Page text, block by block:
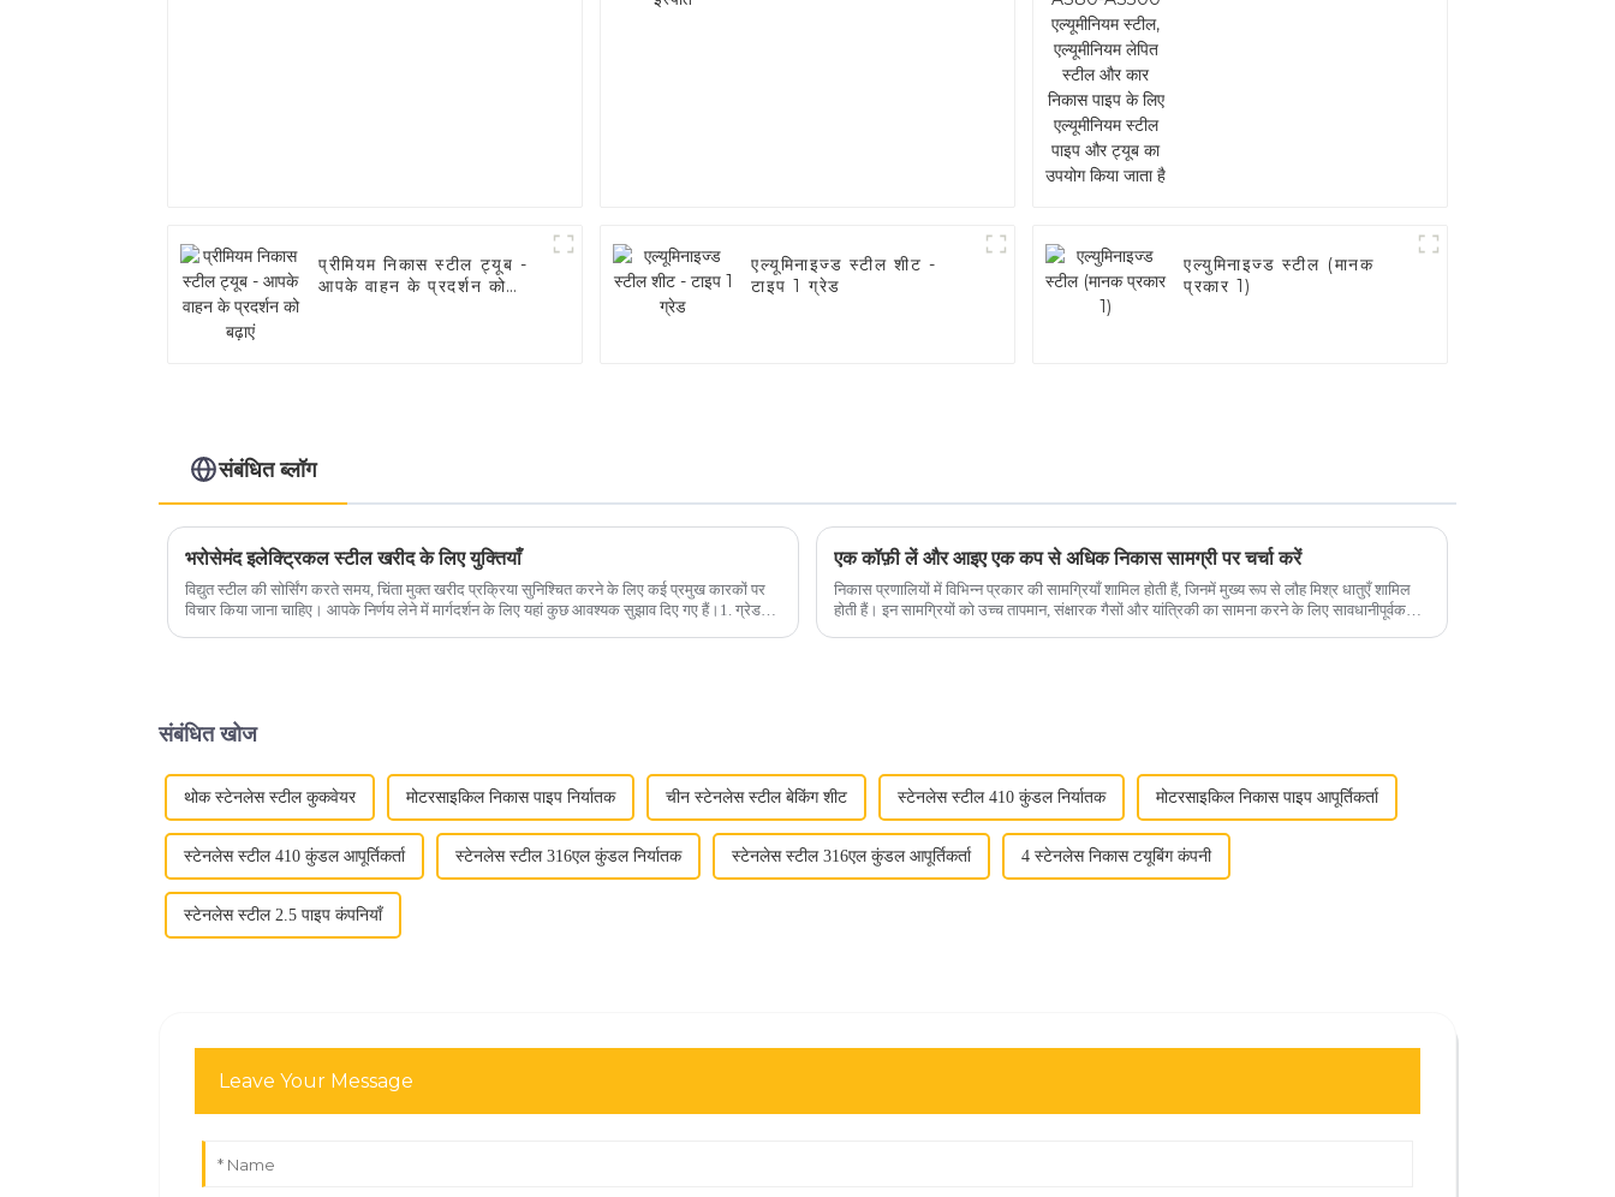
प्रीमियम निकास स्टील ट्यूब -
आपके वाहन के प्रदर्शन को
एल्यूमिनाइज्ड स्टील शीट -
टाइप 1 ग्रेड
एल्युमिनाइज्ड स्टील (मानक
प्रकार 1)
संबंधित ब्लॉग
भरोसेमंद इलेक्ट्रिकल स्टील खरीद के लिए युक्तियाँ
विद्युत स्टील की सोर्सिंग करते समय, चिंता मुक्त खरीद प्रक्रिया सुनिश्चित करने के लिए कई प्रमुख कारकों पर
विचार किया जाना चाहिए। आपके निर्णय लेने में मार्गदर्शन के लिए यहां कुछ आवश्यक सुझाव दिए गए हैं।1. ग्रेड
एक कॉफ़ी लें और आइए एक कप से अधिक निकास सामग्री पर चर्चा करें
निकास प्रणालियों में विभिन्न प्रकार की सामग्रियाँ शामिल होती हैं, जिनमें मुख्य रूप से लौह मिश्र धातुएँ शामिल
होती हैं। इन सामग्रियों को उच्च तापमान, संक्षारक गैसों और यांत्रिकी का सामना करने के लिए सावधानीपूर्वक
संबंधित खोज
थोक स्टेनलेस स्टील कुकवेयर मोटरसाइकिल निकास पाइप निर्यातक चीन स्टेनलेस स्टील बेकिंग शीट स्टेनलेस स्टील 410 कुंडल निर्यातक मोटरसाइकिल निकास पाइप आपूर्तिकर्ता
स्टेनलेस स्टील 410 कुंडल आपूर्तिकर्ता स्टेनलेस स्टील 316एल कुंडल निर्यातक स्टेनलेस स्टील 316एल कुंडल आपूर्तिकर्ता 4 स्टेनलेस निकास टयूबिंग कंपनी
स्टेनलेस स्टील 2.5 पाइप कंपनियाँ
Leave Your Message